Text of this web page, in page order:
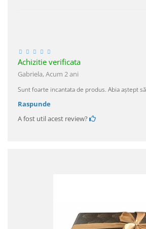
Achizitie verificata
Gabriela,Acum 2 ani
Sunt foarte incantata de produs. Abia aștept
Raspunde
A fost util acest review?